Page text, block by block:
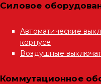
Силовое
Автоматические
корпусе
Воздушные
Коммутационное